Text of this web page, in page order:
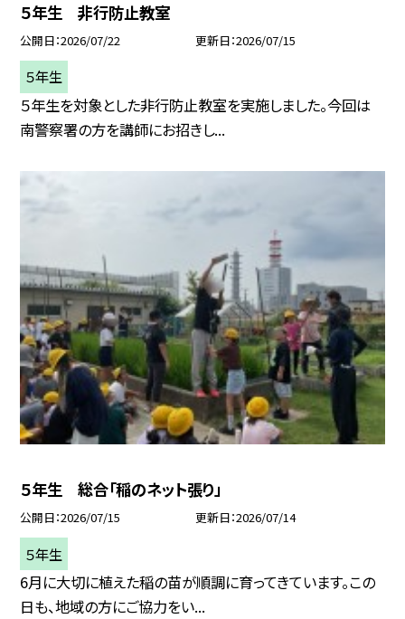
５年生 非行防止教室
公開日 2026/07/22 更新日 2026/07/15
５年生
５年生を対象とした非行防止教室を実施しました。今回は
南警察署の方を講師にお招きし...
５年生 総合「稲のネット張り」
公開日 2026/07/15 更新日 2026/07/14
５年生
6月に大切に植えた稲の苗が順調に育ってきています。この
日も、地域の方にご協力をい...